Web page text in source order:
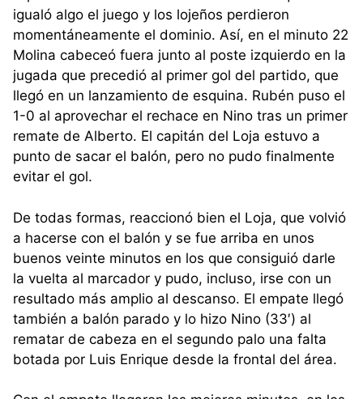
igualó algo el juego y los lojeños perdieron
momentáneamente el dominio. Así, en el minuto 22
Molina cabeceó fuera junto al poste izquierdo en la
jugada que precedió al primer gol del partido, que
llegó en un lanzamiento de esquina. Rubén puso el
1-0 al aprovechar el rechace en Nino tras un primer
remate de Alberto. El capitán del Loja estuvo a
punto de sacar el balón, pero no pudo finalmente
evitar el gol.
De todas formas, reaccionó bien el Loja, que volvió
a hacerse con el balón y se fue arriba en unos
buenos veinte minutos en los que consiguió darle
la vuelta al marcador y pudo, incluso, irse con un
resultado más amplio al descanso. El empate llegó
también a balón parado y lo hizo Nino (33′) al
rematar de cabeza en el segundo palo una falta
botada por Luis Enrique desde la frontal del área.